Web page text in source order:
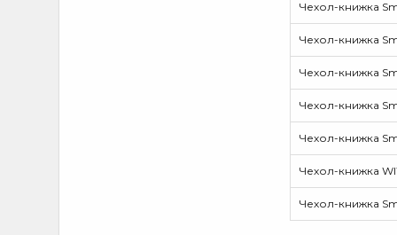
Чехол-книжка
Чехол-книжка
Чехол-книжка
Чехол-книжка
Чехол-книжка
Чехол-книжка
Чехол-книжка